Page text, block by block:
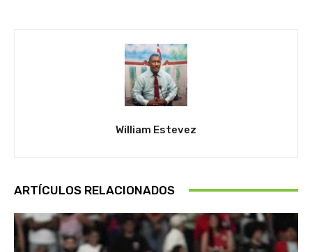
William Estevez
ARTÍCULOS RELACIONADOS